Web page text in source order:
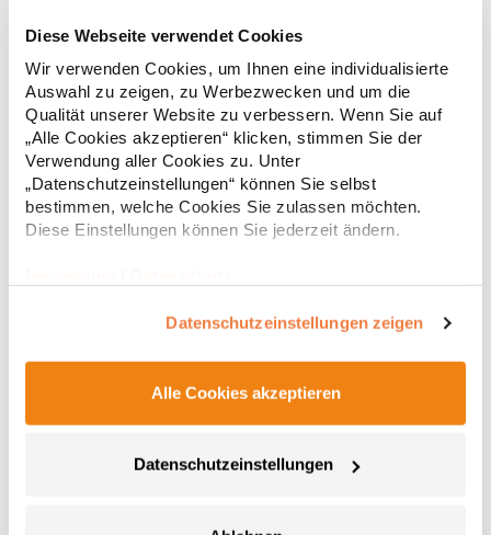
Diese Webseite verwendet Cookies
Wir verwenden Cookies, um Ihnen eine individualisierte
Auswahl zu zeigen, zu Werbezwecken und um die
Qualität unserer Website zu verbessern. Wenn Sie auf
„Alle Cookies akzeptieren“ klicken, stimmen Sie der
Verwendung aller Cookies zu. Unter
„Datenschutzeinstellungen“ können Sie selbst
bestimmen, welche Cookies Sie zulassen möchten.
Diese Einstellungen können Sie jederzeit ändern.
Datenschutzeinstellungen zeigen
Alle Cookies akzeptieren
Datenschutzeinstellungen
Knöpfe an Ärmel Gleichfarbige Knöpfe Grammatur: 105 g/m²
(White: 115 g/m²) Materialzusammensetzung: 65% Polyester /
35% BaumwolleAngaben zur Produktsicherheit: Herst.-Nr.:
PR300Hersteller: Premier Clothing Ltd President Kennedylaan
19 Office 3.39 2517JK Gravenhage Niederlande E-Mail:
info@premierworkwear.com
ab17,69 € *
* Preise inkl. gesetzlicher Mwst. + Versandkosten *
K242 Kustom Kit Damen Blues Langarm Poplin Shirt
Versiegelter Stehkragen (ohne Versteifung) Knopfleiste mit